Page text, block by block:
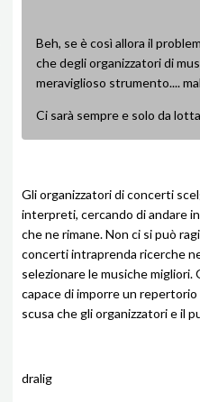
Beh, se è così allora il
che degli organizzatori di
meraviglioso strumento....
Ci sarà sempre e solo da
Gli organizzatori di concerti
interpreti, cercando di andare
che ne rimane. Non ci si può
concerti intraprenda ricerche
selezionare le musiche
capace di imporre un
scusa che gli organizzatori e il
dralig